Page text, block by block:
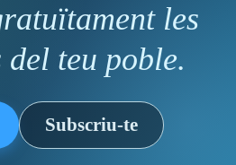
les
teu poble.
Subscriu-te